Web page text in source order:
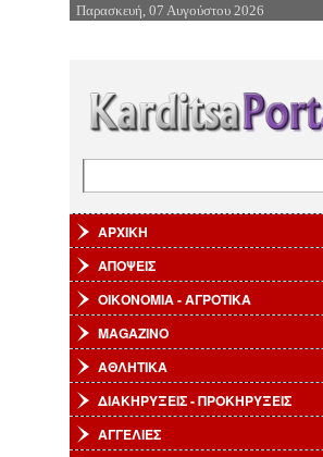
Επιστροφή στην Πλοήγηση
Παρασκευή, 07 Αυγούστου 2026
ΑΡΧΙΚΗ
ΑΠΟΨΕΙΣ
ΟΙΚΟΝΟΜΙΑ - ΑΓΡΟΤΙΚΑ
MAGAZINO
ΑΘΛΗΤΙΚΑ
ΔΙΑΚΗΡΥΞΕΙΣ - ΠΡΟΚΗΡΥΞΕΙΣ
ΑΓΓΕΛΙΕΣ